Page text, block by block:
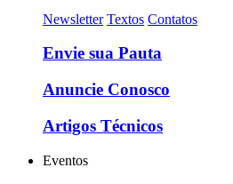
Newsletter Textos Contatos
Envie sua Pauta
Anuncie Conosco
Artigos Técnicos
Eventos